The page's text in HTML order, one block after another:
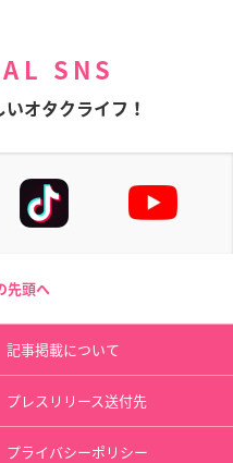
SNS
オタクライフ！
先頭へ
記事掲載について
プレスリリース送付先
プライバシーポリシー